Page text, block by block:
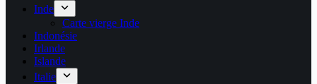
Inde
Carte vierge Inde
Indonésie
Irlande
Islande
Italie